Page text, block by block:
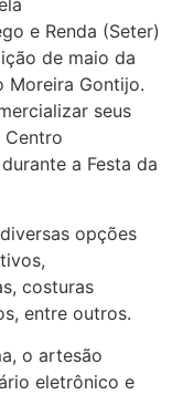
e Renda (Seter)
de maio da
Moreira Gontijo.
seus
a Festa da
opções
costuras
entre outros.
o artesão
eletrônico e